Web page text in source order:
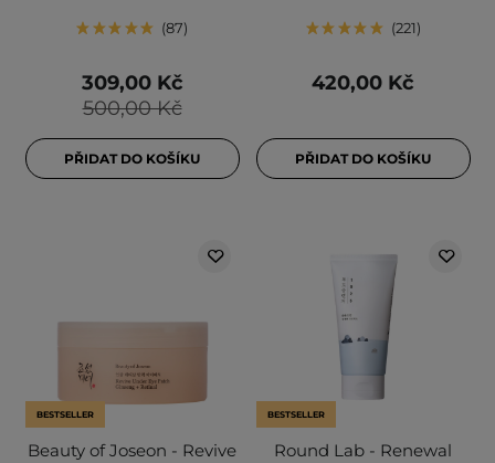
87
500,00 Kč
309,00 Kč
PŘIDAT DO KOŠÍKU
221
420,00 Kč
PŘIDAT DO KOŠÍKU
BESTSELLER
Beauty of Joseon - Revive
BESTSELLER
Round Lab - Renewal